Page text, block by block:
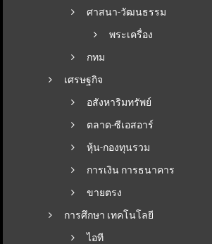
ศาสนา-วัฒนธรรม
พระเครื่อง
กทม
เศรษฐกิจ
อสังหาริมทรัพย์
ตลาด-ซีเอสอาร์
หุ้น-กองทุนรวม
การเงิน การธนาคาร
ขายตรง
การศึกษา เทคโนโลยี
ไอที